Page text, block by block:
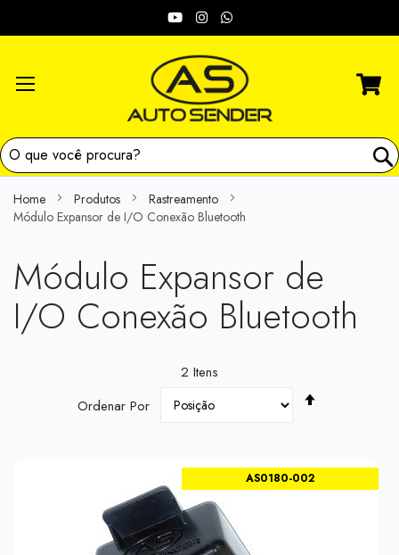
Redes
sociais:
Home Produtos
Rastreamento
Módulo Expansor de I/O Conexão Bluetooth
Módulo Expansor de
I/O Conexão Bluetooth
2 Itens
Ordenar Por
AS0180-002